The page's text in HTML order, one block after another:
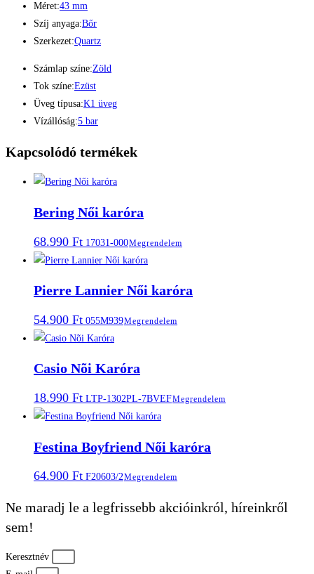
Méret:43 mm
Szíj anyaga:Bőr
Szerkezet:Quartz
Számlap színe:Zöld
Tok színe:Ezüst
Üveg típusa:K1 üveg
Vízállóság:5 bar
Kapcsolódó termékek
Bering Női karóra
68.990 Ft 17031-000Megrendelem
Pierre Lannier Női karóra
54.900 Ft 055M939Megrendelem
Casio Nõi Karóra
18.990 Ft LTP-1302PL-7BVEFMegrendelem
Festina Boyfriend Női karóra
64.900 Ft F20603/2Megrendelem
Ne maradj le a legfrissebb akcióinkról, híreinkről
sem!
Keresztnév